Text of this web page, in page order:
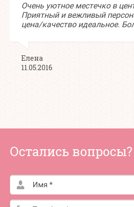
Очень уютное местечко в
Приятный и вежливый
цена/качество идеальное.
Елена
11.05.2016
Остались